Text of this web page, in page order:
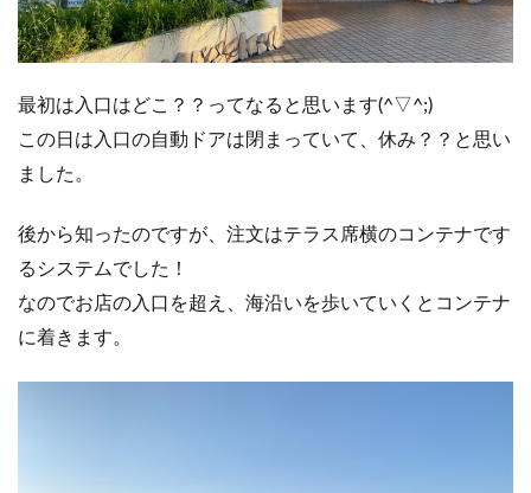
最初は入口はどこ？？ってなると思います(^▽^;)
この日は入口の自動ドアは閉まっていて、休み？？と思い
ました。
後から知ったのですが、注文はテラス席横のコンテナです
るシステムでした！
なのでお店の入口を超え、海沿いを歩いていくとコンテナ
に着きます。